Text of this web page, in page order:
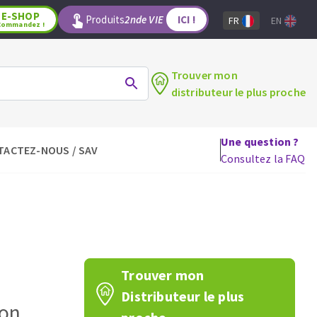
OUTILS POUR LE BOIS
Fraises carbure
Fers et plaquettes
Lames de scie à ruban
E-SHOP
! Produits2nde VIE ICI ! FR EN
Trouver mon
distributeur le plus proche
NOUS / SAV
Une question ?
Consultez la FAQ
Trouver mon
Distributeur le plus